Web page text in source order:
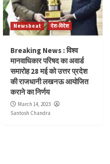
Newsbeat देश-विदेश
Breaking News : विश्व
मानवाधिकार परिषद का अवार्ड
समारोह 28 मई को उत्तर प्रदेश
की राजधानी लखनऊ आयोजित
कराने का निर्णय
March 14, 2023
Santosh Chandra